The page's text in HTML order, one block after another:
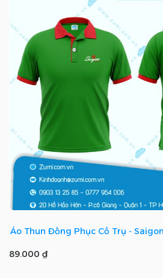
Áo Thun Đồng Phục Cổ Trụ -
89.000 ₫